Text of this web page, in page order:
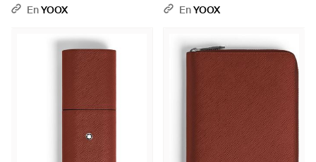
EnYOOX
EnYOOX